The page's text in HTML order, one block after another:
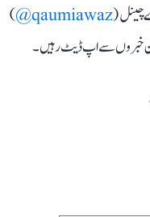
چینل (qaumiawaz@
)
خبروں سے اپ ڈیٹ رہیں۔